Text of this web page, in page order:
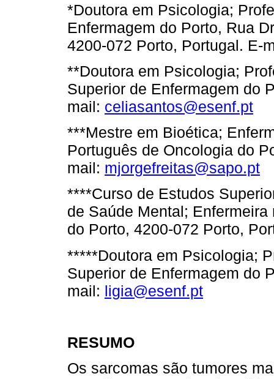
*Doutora em Psicologia;
Enfermagem do Porto, Rua
4200-072 Porto, Portugal. E-
**Doutora em Psicologia;
Superior de Enfermagem do
mail: celiasantos@esenf.pt
***Mestre em Bioética;
Português de Oncologia do
mail: mjorgefreitas@sapo.pt
****Curso de Estudos
de Saúde Mental;
do Porto, 4200-072 Porto,
*****Doutora em Psicologia;
Superior de Enfermagem do
mail: ligia@esenf.pt
RESUMO
Os sarcomas são tumores